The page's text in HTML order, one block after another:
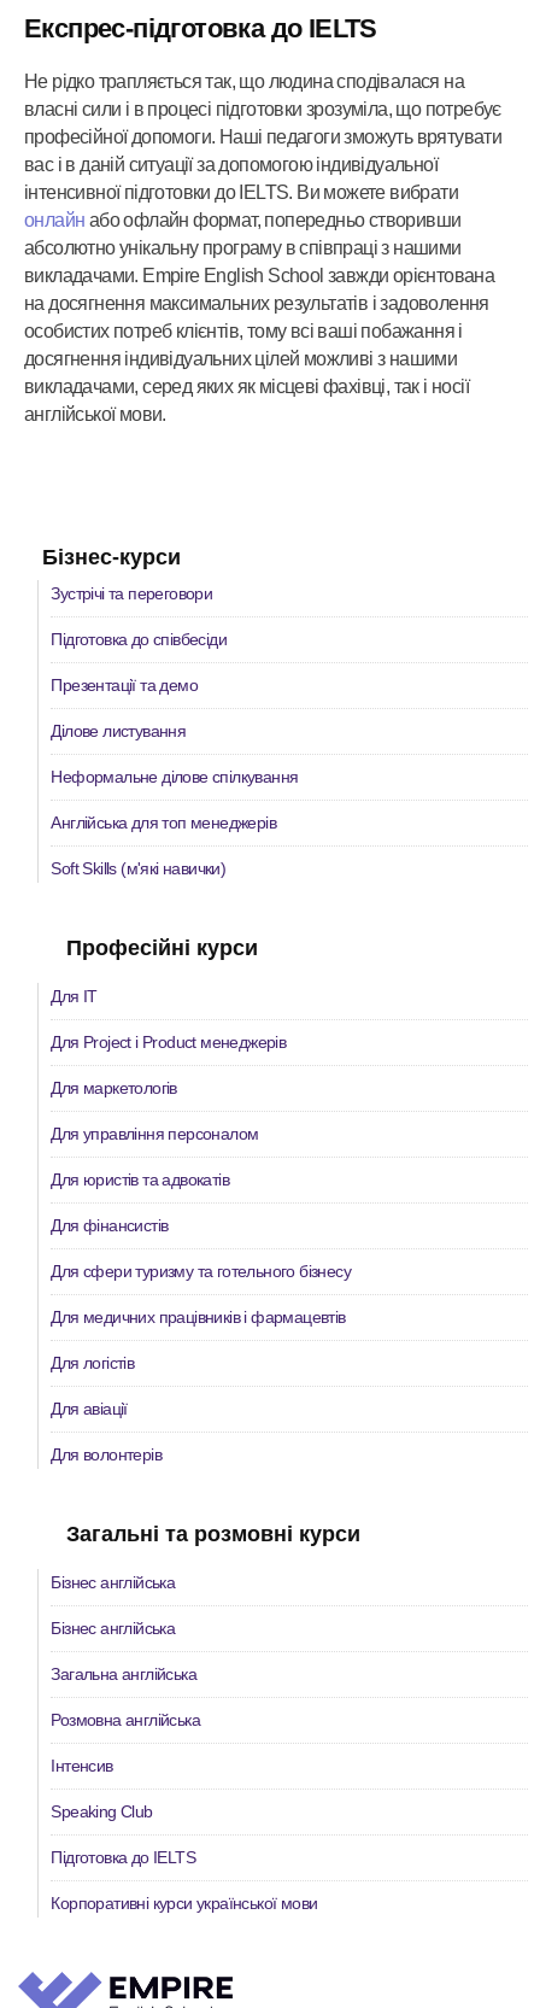
Експрес-підготовка до IELTS
Не рідко трапляється так, що людина сподівалася на
власні сили і в процесі підготовки зрозуміла, що потребує
професійної допомоги. Наші педагоги зможуть врятувати
вас і в даній ситуації за допомогою індивідуальної
інтенсивної підготовки до IELTS. Ви можете вибрати
онлайн або офлайн формат, попередньо створивши
абсолютно унікальну програму в співпраці з нашими
викладачами. Empire English School завжди орієнтована
на досягнення максимальних результатів і задоволення
особистих потреб клієнтів, тому всі ваші побажання і
досягнення індивідуальних цілей можливі з нашими
викладачами, серед яких як місцеві фахівці, так і носії
англійської мови.
Бізнес-курси
Зустрічі та переговори
Підготовка до співбесіди
Презентації та демо
Ділове листування
Неформальне ділове спілкування
Англійська для топ менеджерів
Soft Skills (м'які навички)
Професійні курси
Для IT
Для Project і Product менеджерів
Для маркетологів
Для управління персоналом
Для юристів та адвокатів
Для фінансистів
Для сфери туризму та готельного бізнесу
Для медичних працівників і фармацевтів
Для логістів
Для авіації
Для волонтерів
Загальні та розмовні курси
Бізнес англійська
Бізнес англійська
Загальна англійська
Розмовна англійська
Інтенсив
Speaking Club
Підготовка до IELTS
Корпоративні курси української мови